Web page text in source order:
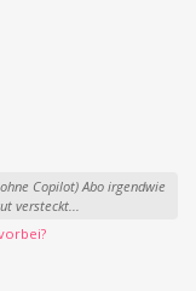
Copilot) Abo irgendwie
versteckt...